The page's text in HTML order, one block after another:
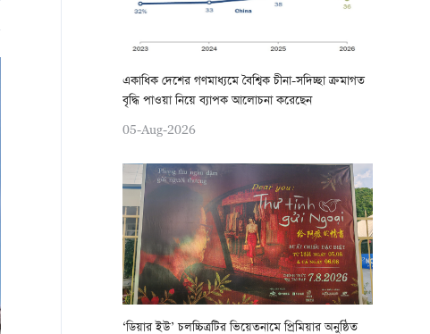
একাধিক দেশের গণমাধ্যমে বৈশ্বিক চীনা-সদিচ্ছা ক্রমাগত
বৃদ্ধি পাওয়া নিয়ে ব্যাপক আলোচনা করেছেন
05-Aug-2026
‘ডিয়ার ইউ’ চলচ্চিত্রটির ভিয়েতনামে প্রিমিয়ার অনুষ্ঠিত